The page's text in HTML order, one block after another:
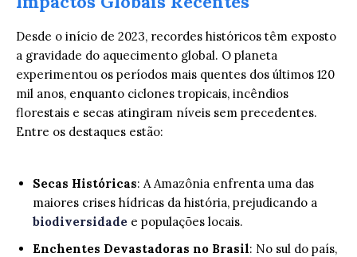
Desde o início de 2023, recordes históricos têm exposto
a gravidade do aquecimento global. O planeta
experimentou os períodos mais quentes dos últimos 120
mil anos, enquanto ciclones tropicais, incêndios
florestais e secas atingiram níveis sem precedentes.
Entre os destaques estão:
Secas Históricas: A Amazônia enfrenta uma das
maiores crises hídricas da história, prejudicando a
biodiversidade e populações locais.
Enchentes Devastadoras no Brasil: No sul do país,